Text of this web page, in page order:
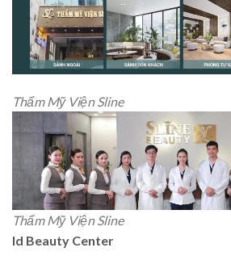
Thẩm Mỹ Viện Sline
Thẩm Mỹ Viện Sline
Id Beauty Center